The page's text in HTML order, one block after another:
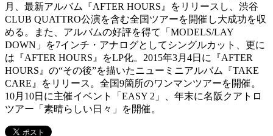
月、最新アルバム『AFTER HOURS』をリリースし、渋谷
CLUB QUATTRO公演を含む全国ツアーを開催し大成功を収
める。また、アルバムの好評を得て「MODELS/LAY
DOWN」を7インチ・アナログとしてシングルカット、更に
は『AFTER HOURS』をLP化。 2015年3月4日に『AFTER
HOURS』の“その後”を描いたニューミニアルバム『TAKE
CARE』をリリース。全国9箇所のワンマンツアーを開催。
10月10日に主催イベント「EASY 2」、年末に名阪クアトロ
ツアー「素晴らしい日々」を開催。